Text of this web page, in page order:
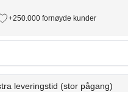
+250.000 fornøyde kunder
leveringstid (stor pågang)